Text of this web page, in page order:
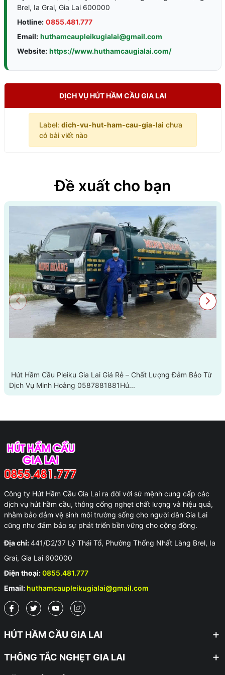
Brel, Ia Grai, Gia Lai 600000
Hotline: 0855.481.777
Email: huthamcaupleikugialai@gmail.com
Website: https://www.huthamcaugialai.com/
DỊCH VỤ HÚT HẦM CẦU GIA LAI
Label: dich-vu-hut-ham-cau-gia-lai chưa
có bài viết nào
Đề xuất cho bạn
Hút Hầm Cầu Pleiku Gia Lai Giá Rẻ – Chất Lượng Đảm Bảo Từ
Dịch Vụ Minh Hoàng 0587881881Hú...
Công ty Hút Hầm Cầu Gia Lai ra đời với sứ mệnh cung cấp các
dịch vụ hút hầm cầu, thông cống nghẹt chất lượng và hiệu quả,
nhằm bảo đảm vệ sinh môi trường sống cho người dân Gia Lai
cũng như đảm bảo sự phát triển bền vững cho cộng đồng.
Địa chỉ:441/D2/37 Lý Thái Tổ, Phường Thống Nhất Làng Brel, Ia
Grai, Gia Lai 600000
Điện thoại:0855.481.777
Email: huthamcaupleikugialai@gmail.com
HÚT HẦM CẦU GIA LAI
THÔNG TẮC NGHẸT GIA LAI